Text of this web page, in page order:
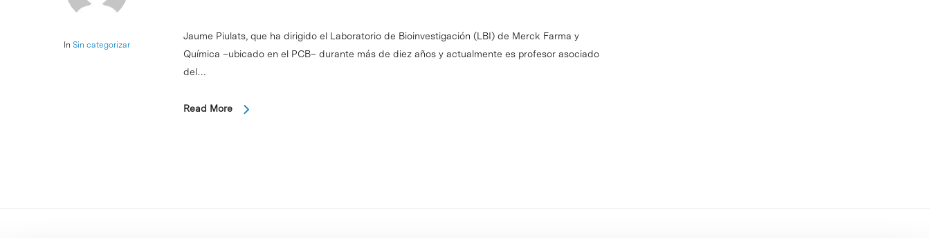
In Sin categorizar
Jaume Piulats, que ha dirigido el Laboratorio de Bioinvestigación (LBI) de Merck Farma y
Química –ubicado en el PCB– durante más de diez años y actualmente es profesor asociado
del…
Read More